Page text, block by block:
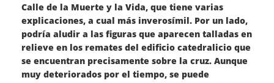
Calle de la Muerte y la Vida, que tiene varias
explicaciones, a cual más inverosímil. Por un lado,
podría aludir a las figuras que aparecen talladas en
relieve en los remates del edificio catedralicio que
se encuentran precisamente sobre la cruz. Aunque
muy deteriorados por el tiempo, se puede